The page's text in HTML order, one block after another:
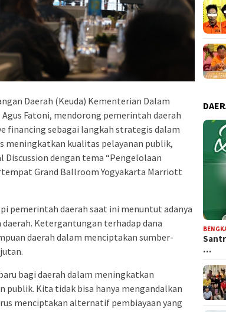
Daerah (Keuda) Kementerian Dalam
Fatoni, mendorong pemerintah daerah
financing sebagai langkah strategis dalam
meningkatkan kualitas pelayanan publik,
dengan tema “Pengelolaan
Grand Ballroom Yogyakarta Marriott
pemerintah daerah saat ini menuntut adanya
Ketergantungan terhadap dana
daerah dalam menciptakan sumber-
bagi daerah dalam meningkatkan
publik. Kita tidak bisa hanya mengandalkan
menciptakan alternatif pembiayaan yang
…